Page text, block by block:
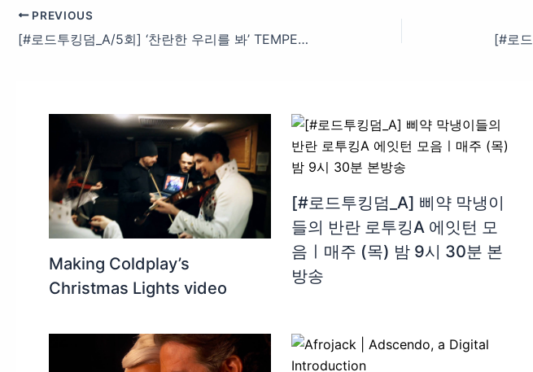
PREVIOUS
[#로드투킹덤_A/5회] ‘찬란한 우리를 봐’ TEMPEST(템페스트)ㅣACE 한빈&혁 – ♬ 폭풍의 눈 + Can’t Stop Shining | Mnet 241017 방송
Making Coldplay’s
Christmas Lights video
[#로드투킹덤_A] 삐약 막냉이
들의 반란 로투킹A 에잇턴 모
음ㅣ매주 (목) 밤 9시 30분 본
방송